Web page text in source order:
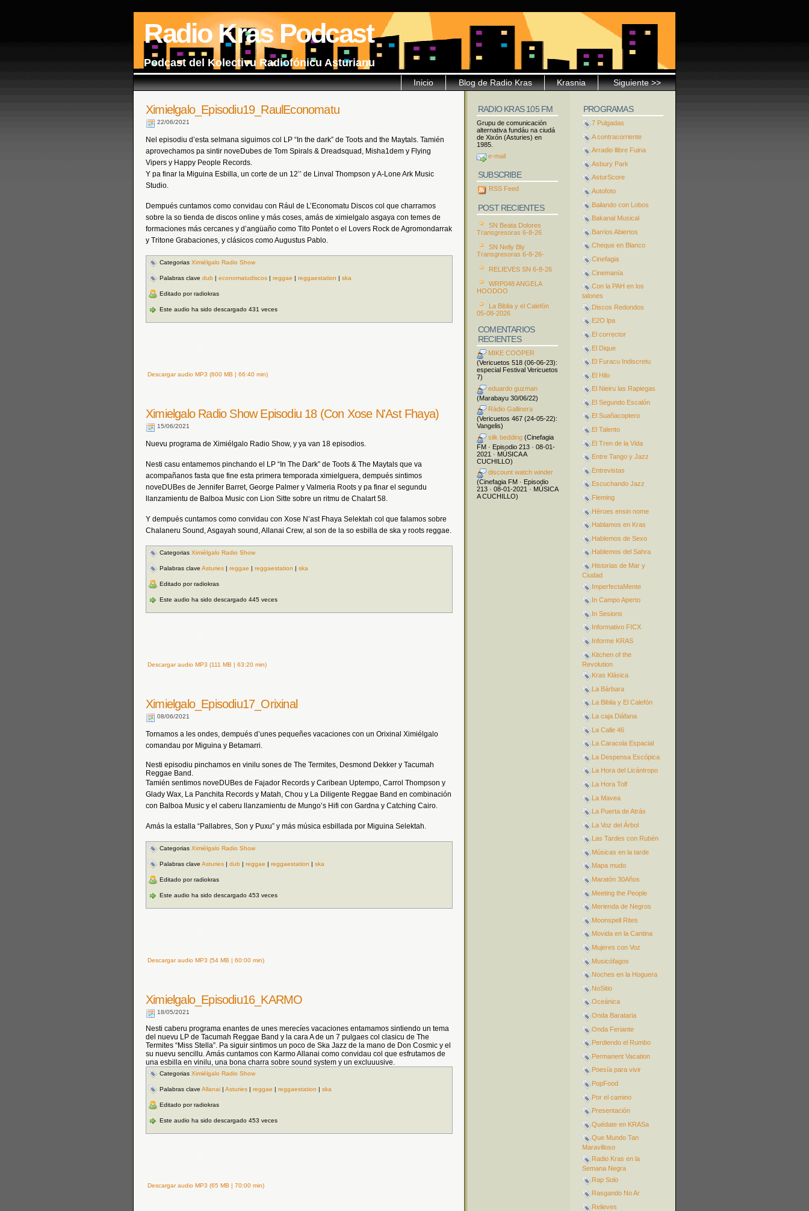
Radio Kras Podcast
Podcast del Kolectivu Radiofónicu Asturianu
Siguiente >>
Krasnia
Blog de Radio Kras
Inicio
Ximielgalo_Episodiu19_RaulEconomatu
22/06/2021
Nel episodiu d’esta selmana siguimos col LP “In the dark” de Toots and the Maytals. Tamién
aprovechamos pa sintir noveDubes de Tom Spirals & Dreadsquad, Misha1dem y Flying
Vipers y Happy People Records.
Y pa finar la Miguina Esbilla, un corte de un 12’’ de Linval Thompson y A-Lone Ark Music
Studio.
Dempués cuntamos como convidau con Rául de L’Economatu Discos col que charramos
sobre la so tienda de discos online y más coses, amás de ximielgalo asgaya con temes de
formaciones más cercanes y d’angüaño como Tito Pontet o el Lovers Rock de Agromondarrak
y Tritone Grabaciones, y clásicos como Augustus Pablo.
Categorias Ximiélgalo Radio Show
Palabras clave dub | economatudiscos | reggae | reggaestation | ska
Editado por radiokras
Este audio ha sido descargado 431 veces
Descargar audio MP3 (600 MB | 66:40 min)
Ximielgalo Radio Show Episodiu 18 (Con Xose N'Ast Fhaya)
15/06/2021
Nuevu programa de Ximiélgalo Radio Show, y ya van 18 episodios.
Nesti casu entamemos pinchando el LP “In The Dark” de Toots & The Maytals que va
acompañanos fasta que fine esta primera temporada ximielguera, dempués sintimos
noveDUBes de Jennifer Barret, George Palmer y Valmeria Roots y pa finar el segundu
llanzamientu de Balboa Music con Lion Sitte sobre un ritmu de Chalart 58.
Y dempués cuntamos como convidau con Xose N’ast Fhaya Selektah col que falamos sobre
Chalaneru Sound, Asgayah sound, Allanai Crew, al son de la so esbilla de ska y roots reggae.
Categorias Ximiélgalo Radio Show
Palabras clave Asturies | reggae | reggaestation | ska
Editado por radiokras
Este audio ha sido descargado 445 veces
Descargar audio MP3 (111 MB | 63:20 min)
Ximielgalo_Episodiu17_Orixinal
08/06/2021
Tornamos a les ondes, dempués d’unes pequeñes vacaciones con un Orixinal Ximiélgalo
comandau por Miguina y Betamarri.
Nesti episodiu pinchamos en vinilu sones de The Termites, Desmond Dekker y Tacumah
Reggae Band.
Tamién sentimos noveDUBes de Fajador Records y Caribean Uptempo, Carrol Thompson y
Glady Wax, La Panchita Records y Matah, Chou y La Diligente Reggae Band en combinación
con Balboa Music y el caberu llanzamientu de Mungo’s Hifi con Gardna y Catching Cairo.
Amás la estalla “Pallabres, Son y Puxu” y más música esbillada por Miguina Selektah.
Categorias Ximiélgalo Radio Show
Palabras clave Asturies | dub | reggae | reggaestation | ska
Editado por radiokras
Este audio ha sido descargado 453 veces
Descargar audio MP3 (54 MB | 60:00 min)
Ximielgalo_Episodiu16_KARMO
18/05/2021
Nesti caberu programa enantes de unes merecíes vacaciones entamamos sintiendo un tema
del nuevu LP de Tacumah Reggae Band y la cara A de un 7 pulgaes col clasicu de The
Termites “Miss Stella”. Pa siguir sintimos un poco de Ska Jazz de la mano de Don Cosmic y el
su nuevu sencillu. Amás cuntamos con Karmo Allanai como convidau col que esfrutamos de
una esbilla en vinilu, una bona charra sobre sound system y un excluuusive.
Categorias Ximiélgalo Radio Show
Palabras clave Allanai | Asturies | reggae | reggaestation | ska
Editado por radiokras
Este audio ha sido descargado 453 veces
Descargar audio MP3 (65 MB | 70:00 min)
PROGRAMAS
7 Pulgadas
A contracorriente
Arradio llibre Fuina
Asbury Park
AsturScore
Autofoto
Bailando con Lobos
Bakanal Musical
Barrios Abiertos
Cheque en Blanco
Cinefagia
Cinemanía
Con la PAH en los
talones
Discos Redondos
E2O lpa
El corrector
El Dique
El Furacu Indiscretu
El Hilo
El Nieiru las Rapiegas
El Segundo Escalón
El Suañacoptero
El Talento
El Tren de la Vida
Entre Tango y Jazz
Entrevistas
Escuchando Jazz
Fleming
Héroes ensin nome
Hablamos en Kras
Hablemos de Sexo
Hablemos del Sahra
Historias de Mar y
Ciudad
ImperfectaMente
In Campo Aperto
In Sesions
Informativo FICX
Informe KRAS
Kitchen of the
Revolution
Kras Klásica
La Bárbara
La Biblia y El Calefón
La caja Diáfana
La Calle 46
La Caracola Espacial
La Despensa Escópica
La Hora del Licántropo
La Hora Tolf
La Mavea
La Puerta de Atrás
La Voz del Árbol
Las Tardes con Rubén
Músicas en la tarde
Mapa mudo
Maratón 30Años
Meeting the People
Merienda de Negros
Moonspell Rites
Movida en la Cantina
Mujeres con Voz
Musicófagos
Noches en la Hoguera
NoSitio
Oceánica
Onda Barataria
Onda Feriante
Perdiendo el Rumbo
Permanent Vacation
Poesía para vivir
PopFood
Por el camino
Presentación
Quédate en KRASa
Que Mundo Tan
Maravilloso
Radio Kras en la
Semana Negra
Rap Solo
Rasgando No Ar
Relieves
RADIO KRAS 105 FM
Grupu de comunicación
alternativa fundáu na ciudá
de Xixón (Asturies) en
1985.
e-mail
SUBSCRIBE
RSS Feed
POST RECIENTES
SN Beata Dolores
Transgresoras 6-8-26
SN Nelly Bly
Transgresoras 6-8-26-
RELIEVES SN 6-8-26
WRP048 ANGELA
HOODOO
La Biblia y el Calefón
05-08-2026
COMENTARIOS
RECIENTES
MIKE COOPER
(Vericuetos 518 (06-06-23):
especial Festival Vericuetos
7)
eduardo guzman
(Marabayu 30/06/22)
Ràdio Gallinera
(Vericuetos 467 (24-05-22):
Vangelis)
silk bedding (Cinefagia
FM · Episodio 213 · 08-01-
2021 · MÚSICA A
CUCHILLO)
discount watch winder
(Cinefagia FM · Episodio
213 · 08-01-2021 · MÚSICA
A CUCHILLO)